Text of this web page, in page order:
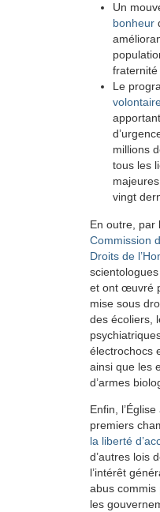
Un
bonheur
Le
millions
tous les
vingt
En outre, par
Commission
Droits de
et ont œuvré
mise sous
des écoliers,
électrochocs
ainsi que les
d’armes
Enfin,
premiers
la liberté
d’autres lois
l’intérêt
abus commis
les